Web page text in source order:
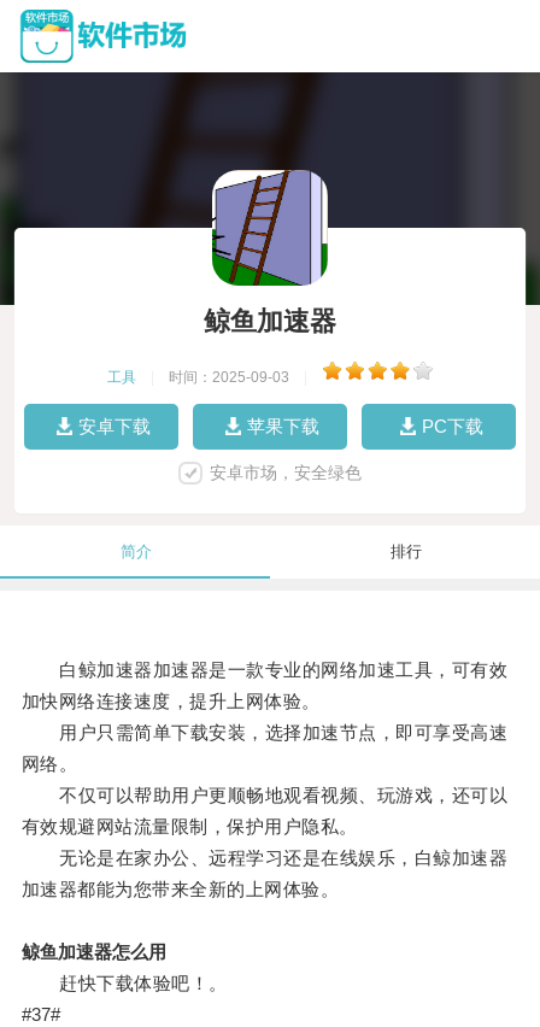
鲸鱼加速器
工具 时间：2025-09-03
安卓下载 苹果下载 PC下载
安卓市场，安全绿色
简介 排行
白鲸加速器加速器是一款专业的网络加速工具，可有效
加快网络连接速度，提升上网体验。
用户只需简单下载安装，选择加速节点，即可享受高速
网络。
不仅可以帮助用户更顺畅地观看视频、玩游戏，还可以
有效规避网站流量限制，保护用户隐私。
无论是在家办公、远程学习还是在线娱乐，白鲸加速器
加速器都能为您带来全新的上网体验。
鲸鱼加速器怎么用
赶快下载体验吧！。
#37#